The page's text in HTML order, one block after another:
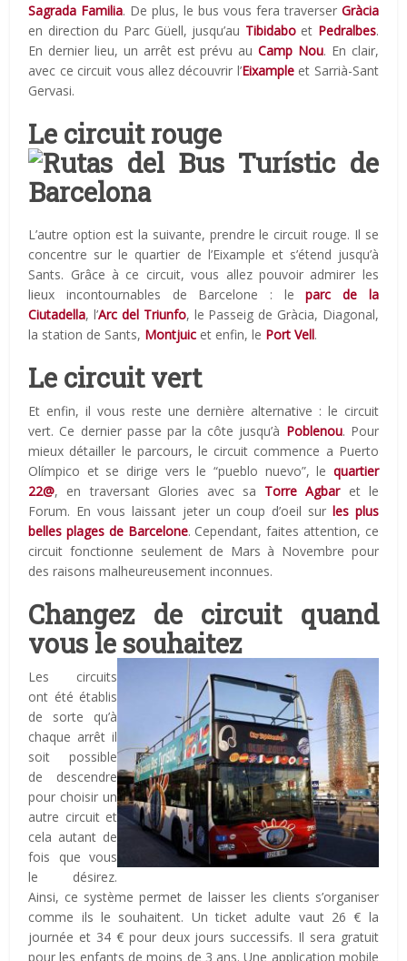
Sagrada Familia. De plus, le bus vous fera traverser Gràcia
en direction du Parc Güell, jusqu’au Tibidaboet Pedralbes.
En dernier lieu, un arrêt est prévu auCamp Nou. En clair,
avec ce circuit vous allez découvrir l’Eixampleet Sarrià-Sant
Gervasi.
Le circuit rouge
L’autre option est la suivante, prendre le circuit rouge. Il se
concentre sur le quartier de l’Eixample et s’étend jusqu’à
Sants. Grâce à ce circuit, vous allez pouvoir admirer les
lieux incontournables de Barcelone : leparc de la
Ciutadella, l’Arc del Triunfo, le Passeig de Gràcia, Diagonal,
la station de Sants, Montjuic et enfin, le Port Vell.
Le circuit vert
Et enfin, il vous reste une dernière alternative : le circuit
vert. Ce dernier passe par la côte jusqu’à Poblenou. Pour
mieux détailler le parcours, le circuit commence a Puerto
Olímpico et se dirige vers le “pueblo nuevo”, le quartier
22@, en traversant Glories avec sa Torre Agbaret le
Forum. En vous laissant jeter un coup d’oeil sur les plus
belles plages de Barcelone. Cependant, faites attention, ce
circuit fonctionne seulement de Mars à Novembre pour
des raisons malheureusement inconnues.
Changez de circuit quand
vous le souhaitez
Les circuits
ont été établis
de sorte qu’à
chaque arrêt il
soit possible
de descendre
pour choisir un
autre circuit et
cela autant de
fois que vous
le désirez.
Ainsi, ce système permet de laisser les clients s’organiser
comme ils le souhaitent. Un ticket adulte vaut 26 € la
journée et 34 € pour deux jours successifs. Il sera gratuit
pour les enfants de moins de 3 ans. Une application mobile